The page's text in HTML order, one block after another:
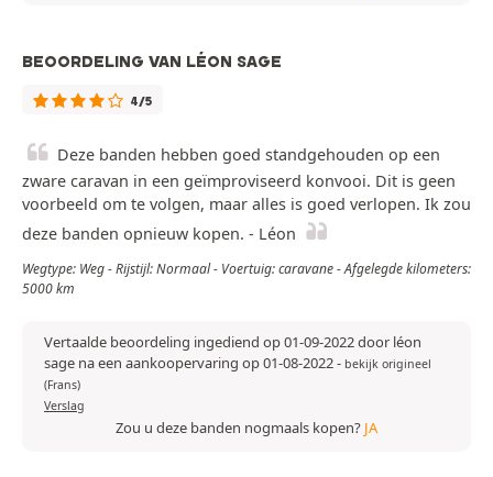
BEOORDELING VAN LÉON SAGE
4/5
Deze banden hebben goed standgehouden op een
zware caravan in een geïmproviseerd konvooi. Dit is geen
voorbeeld om te volgen, maar alles is goed verlopen. Ik zou
deze banden opnieuw kopen. - Léon
Wegtype: Weg - Rijstijl: Normaal - Voertuig: caravane - Afgelegde kilometers:
5000 km
Vertaalde beoordeling ingediend op 01-09-2022 door léon
sage na een aankoopervaring op 01-08-2022- bekijk origineel
(Frans)
Verslag
Zou u deze banden nogmaals kopen? JA